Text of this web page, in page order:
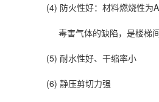
(4) 防火性好：材料燃烧性为
毒害气体的缺陷，是楼梯间
(5) 耐水性好、干缩率小
(6) 静压剪切力强